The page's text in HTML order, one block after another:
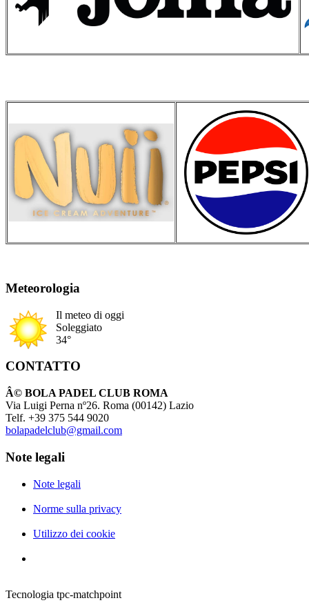
Meteorologia
Il meteo di oggi
Soleggiato
34°
CONTATTO
Â© BOLA PADEL CLUB ROMA
Via Luigi Perna nº26. Roma (00142) Lazio
Telf. +39 375 544 9020
bolapadelclub@gmail.com
Note legali
Note legali
Norme sulla privacy
Utilizzo dei cookie
Tecnologia tpc-matchpoint